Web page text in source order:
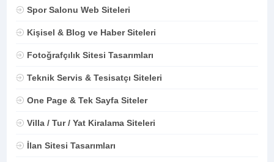
Spor Salonu Web Siteleri
Kişisel & Blog ve Haber Siteleri
Fotoğrafçılık Sitesi Tasarımları
Teknik Servis & Tesisatçı Siteleri
One Page & Tek Sayfa Siteler
Villa / Tur / Yat Kiralama Siteleri
İlan Sitesi Tasarımları